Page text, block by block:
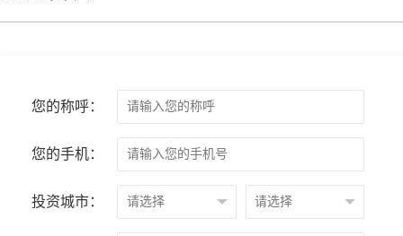
您的称呼：
您的手机：
投资城市：